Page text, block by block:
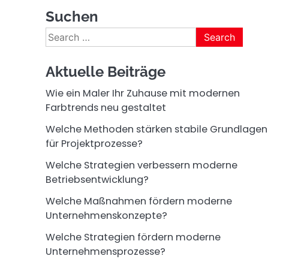
Suchen
Search
for:
Aktuelle Beiträge
Wie ein Maler Ihr Zuhause mit modernen
Farbtrends neu gestaltet
Welche Methoden stärken stabile Grundlagen
für Projektprozesse?
Welche Strategien verbessern moderne
Betriebsentwicklung?
Welche Maßnahmen fördern moderne
Unternehmenskonzepte?
Welche Strategien fördern moderne
Unternehmensprozesse?